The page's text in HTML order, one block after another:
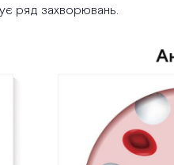
ряд захворювань.